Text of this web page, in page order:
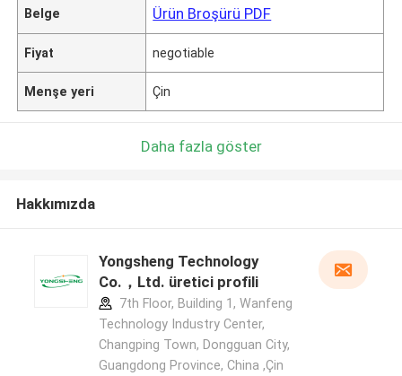
Belge Ürün Broşürü PDF
Fiyat negotiable
Menşe yeri Çin
Daha fazla göster
Hakkımızda
Yongsheng Technology
Co.，Ltd. üretici profili
7th Floor, Building 1, Wanfeng
Technology Industry Center,
Changping Town, Dongguan City,
Guangdong Province, China ,Çin